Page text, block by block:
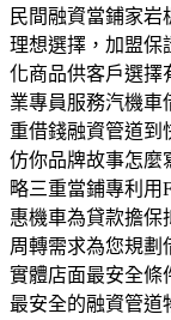
民間融資當鋪家
理想選擇，加盟保
化商品供客戶選擇
業專員服務汽機車
重借錢融資管道到
仿你品牌故事怎麼
略三重當鋪專利用
惠機車為貸款擔保
周轉需求為您規劃
實體店面最安全條
最安全的融資管道